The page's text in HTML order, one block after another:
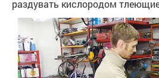
раздувать кислородом